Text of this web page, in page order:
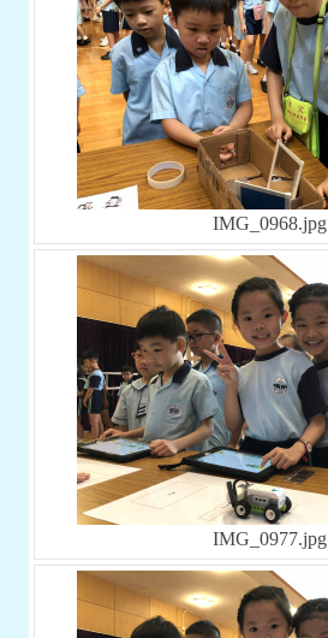
IMG_0968.jpg
IMG_0977.jpg